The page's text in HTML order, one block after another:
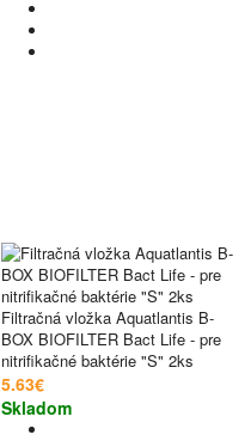
Filtračná vložka Aquatlantis B-
BOX BIOFILTER Bact Life - pre
nitrifikačné baktérie "S" 2ks
5.63€
Skladom